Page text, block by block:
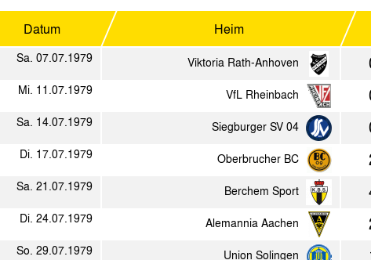
Datum Heim
Sa. 07.07.1979 Viktoria Rath-Anhoven
Mi. 11.07.1979
VfL Rheinbach
Sa. 14.07.1979
Siegburger SV 04
Di. 17.07.1979
Oberbrucher BC
Sa. 21.07.1979
Berchem Sport
Di. 24.07.1979
Alemannia Aachen
So. 29.07.1979 Union Solingen